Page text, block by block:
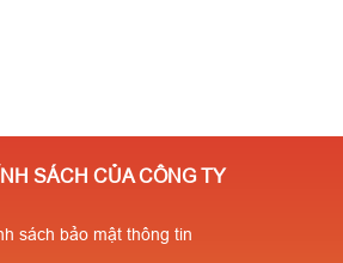
SÁCH CỦA CÔNG TY
sách bảo mật thông tin